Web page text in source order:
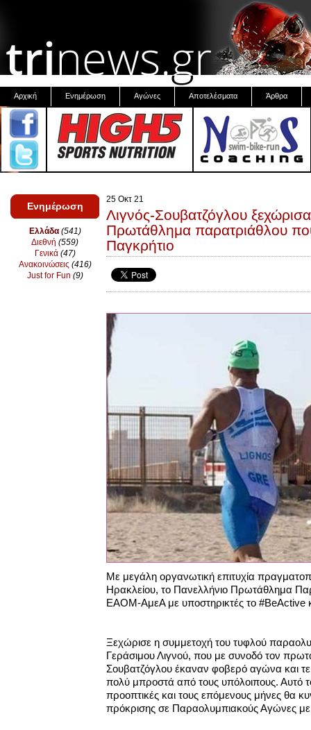
Αρχική Ενημέρωση Αγώνες Αποτελέσματα Άρθρα
Ενημέρωση
Ελλάδα (541)
Διεθνή (559)
Γενικά (47)
Ανακοινώσεις (416)
Just for Fun (9)
25 Οκτ 21
Λιγνός-Σουβατζόγλου
Πρωτάθλημα παρατριάθλου
Παγκρήτιο
Με μεγάλη οργανωτική επιτυχία
Ηρακλείου, το Πανελλήνιο Πρωτάθλημα
ΕΑΟΜ-ΑμεΑ με υποστηρικτές τo #BeActive
Ξεχώρισε η συμμετοχή του τυφλού
Γεράσιμου Λιγνού, που με συνοδό τον
Σουβατζόγλου έκαναν φοβερό αγώνα και
πολύ μπροστά από τους υπόλοιπους. Αυτό
προοπτικές και τους επόμενους μήνες θα
πρόκρισης σε Παραολυμπιακούς Αγώνες με